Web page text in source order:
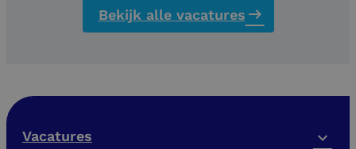
Bekijk alle vacatures
Vacatures